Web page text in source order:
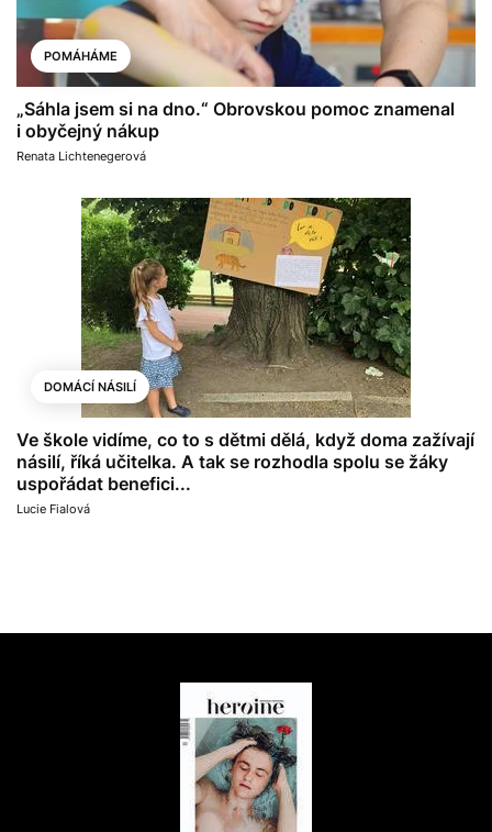
POMÁHÁME
„Sáhla jsem si na dno.“ Obrovskou pomoc znamenal
i obyčejný nákup
Renata Lichtenegerová
DOMÁCÍ NÁSILÍ
Ve škole vidíme, co to s dětmi dělá, když doma zažívají
násilí, říká učitelka. A tak se rozhodla spolu se žáky
uspořádat benefici...
Lucie Fialová